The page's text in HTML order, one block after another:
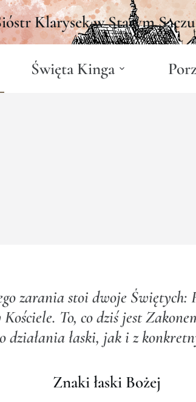
Klarysek w Starym Sączu
Święta Kinga
zarania stoi dwoje Świętych:
To, co dziś jest
działania łaski, jak i z
Znaki łaski Bożej